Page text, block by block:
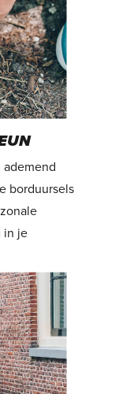
ademend
borduursels
in je